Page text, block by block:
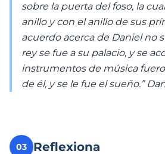
sobre la puerta del foso, la
anillo y con el anillo de sus
acuerdo acerca de Daniel no
rey se fue a su palacio, y se
instrumentos de música
de él, y se le fue el sueño.”
03 Reflexiona